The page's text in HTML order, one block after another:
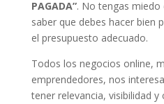
PAGADA”. No tengas miedo
saber que debes hacer bien
el presupuesto adecuado.
Todos los negocios online,
emprendedores, nos
tener relevancia, visibilidad